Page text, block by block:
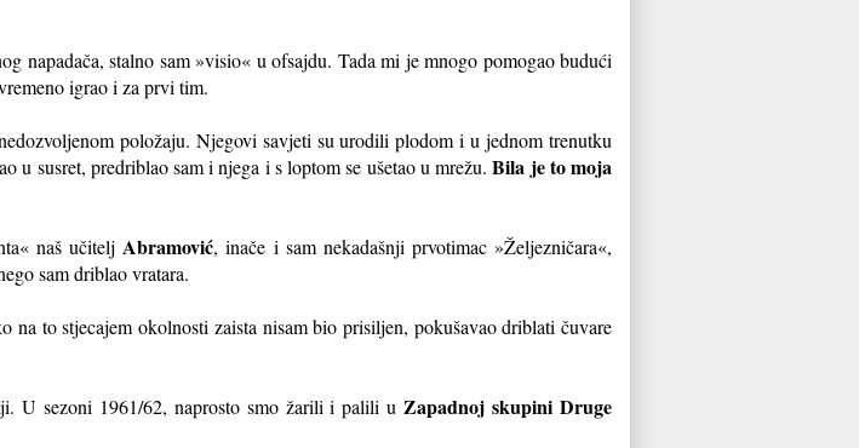
napadača, stalno sam »visio« u ofsajdu. Tada mi je mnogo pomogao budući
igrao i za prvi tim.
položaju. Njegovi savjeti su urodili plodom i u jednom trenutku
u susret, predriblao sam i njega i s loptom se ušetao u mrežu.Bila je to moja
naš učitelj Abramović, inače i sam nekadašnji prvotimac »Željezničara«,
sam driblao vratara.
to stjecajem okolnosti zaista nisam bio prisiljen, pokušavao driblati čuvare
U sezoni 1961/62, naprosto smo žarili i palili u Zapadnoj skupini Druge